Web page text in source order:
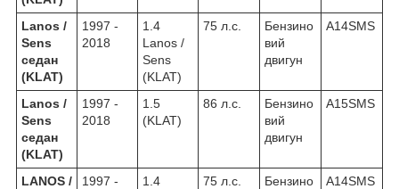
Lanos /
Sens
седан
(KLAT)
1997 -
2018
1.4
Lanos /
Sens
(KLAT)
75 л.с.
Бензино
вий
двигун
A14SMS
Lanos /
Sens
седан
(KLAT)
1997 -
2018
1.5
(KLAT)
86 л.с.
Бензино
вий
двигун
A15SMS
LANOS /
1997 -
1.4
75 л.с.
Бензино
A14SMS